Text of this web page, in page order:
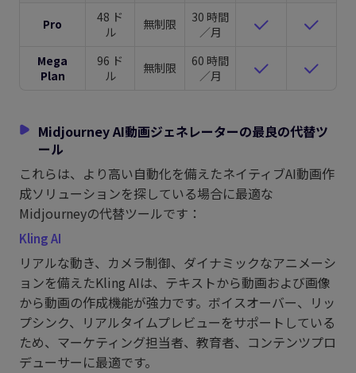
Pro
48 ド
ル
無制限
30 時間
／月
Mega
Plan
96 ド
ル
無制限
60 時間
／月
Midjourney AI動画ジェネレーターの最良の代替ツ
ール
これらは、より高い自動化を備えたネイティブAI動画作
成ソリューションを探している場合に最適な
Midjourneyの代替ツールです：
Kling AI
リアルな動き、カメラ制御、ダイナミックなアニメーシ
ョンを備えたKling AIは、テキストから動画および画像
から動画の作成機能が強力です。ボイスオーバー、リッ
プシンク、リアルタイムプレビューをサポートしている
ため、マーケティング担当者、教育者、コンテンツプロ
デューサーに最適です。